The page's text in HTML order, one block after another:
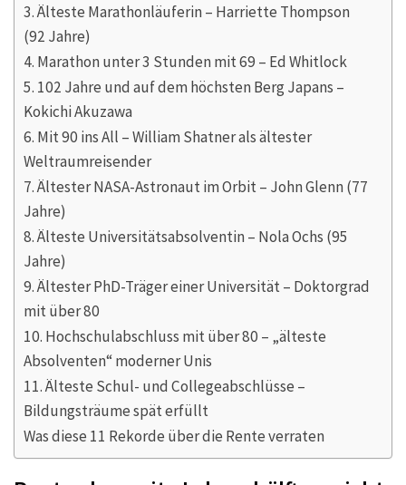
3. Älteste Marathonläuferin – Harriette Thompson
(92 Jahre)
4. Marathon unter 3 Stunden mit 69 – Ed Whitlock
5. 102 Jahre und auf dem höchsten Berg Japans –
Kokichi Akuzawa
6. Mit 90 ins All – William Shatner als ältester
Weltraumreisender
7. Ältester NASA-Astronaut im Orbit – John Glenn (77
Jahre)
8. Älteste Universitätsabsolventin – Nola Ochs (95
Jahre)
9. Ältester PhD-Träger einer Universität – Doktorgrad
mit über 80
10. Hochschulabschluss mit über 80 – „älteste
Absolventen“ moderner Unis
11. Älteste Schul- und Collegeabschlüsse –
Bildungsträume spät erfüllt
Was diese 11 Rekorde über die Rente verraten